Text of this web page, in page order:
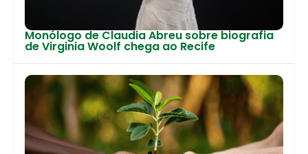
Monólogo de Claudia Abreu sobre biografia
de Virginia Woolf chega ao Recife